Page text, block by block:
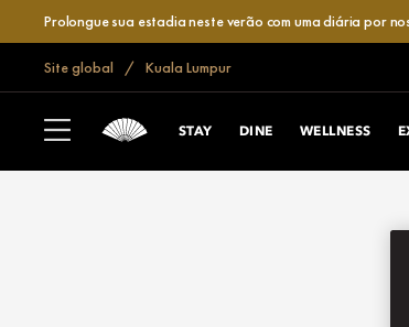
Prolongue sua estadia neste verão com uma diária por
Site global Kuala Lumpur
STAY DINE WELLNESS